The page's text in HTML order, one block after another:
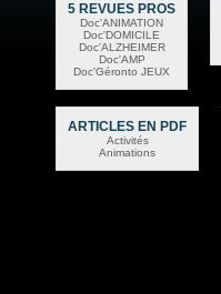
5 REVUES PROS
Doc'ANIMATION
Doc'DOMICILE
Doc'ALZHEIMER
Doc'AMP
Doc'Géronto JEUX
ARTICLES EN PDF
Activités
Animations